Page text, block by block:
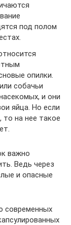
под полом
опилки.
собачьи
и они
яйца. Но если
то на нее такое
важно
Ведь через
и опасные
современных